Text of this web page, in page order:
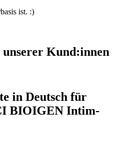
ist. :)
Kund:innen
in Deutsch für
BIOIGEN Intim-